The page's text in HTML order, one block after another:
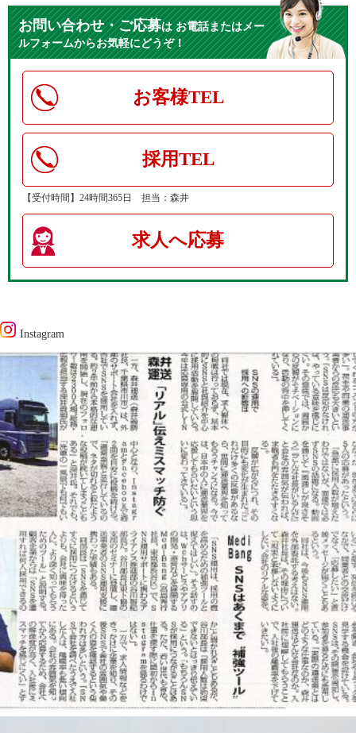
お問い合わせ・ご応募はお電話またはメー
ルフォームからお気軽にどうぞ！
お客様TEL
採用TEL
【受付時間】24時間365日 担当：森井
求人へ応募
Instagram